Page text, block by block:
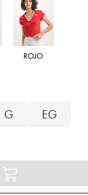
ROJO
G EG